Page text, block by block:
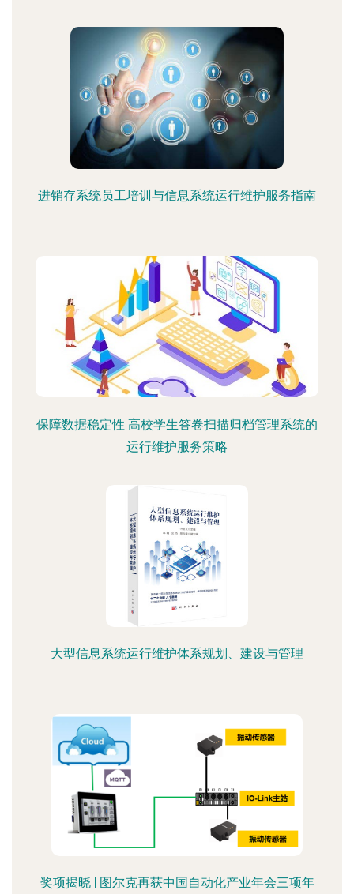
进销存系统员工培训与信息系统运行维护服务指南
保障数据稳定性 高校学生答卷扫描归档管理系统的
运行维护服务策略
大型信息系统运行维护体系规划、建设与管理
奖项揭晓 | 图尔克再获中国自动化产业年会三项年